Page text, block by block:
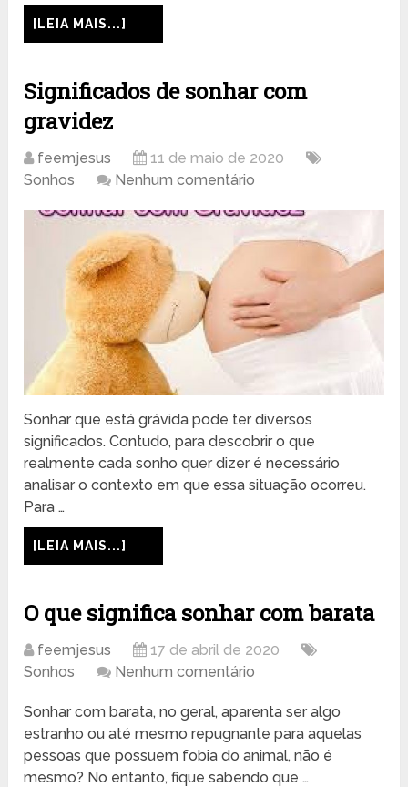
[LEIA MAIS...]
Significados de sonhar com
gravidez
feemjesus
11 de maio de 2020
Sonhos
Nenhum comentário
Sonhar que está grávida pode ter diversos
significados. Contudo, para descobrir o que
realmente cada sonho quer dizer é necessário
analisar o contexto em que essa situação ocorreu.
Para …
[LEIA MAIS...]
O que significa sonhar com barata
feemjesus
17 de abril de 2020
Sonhos
Nenhum comentário
Sonhar com barata, no geral, aparenta ser algo
estranho ou até mesmo repugnante para aquelas
pessoas que possuem fobia do animal, não é
mesmo? No entanto, fique sabendo que …